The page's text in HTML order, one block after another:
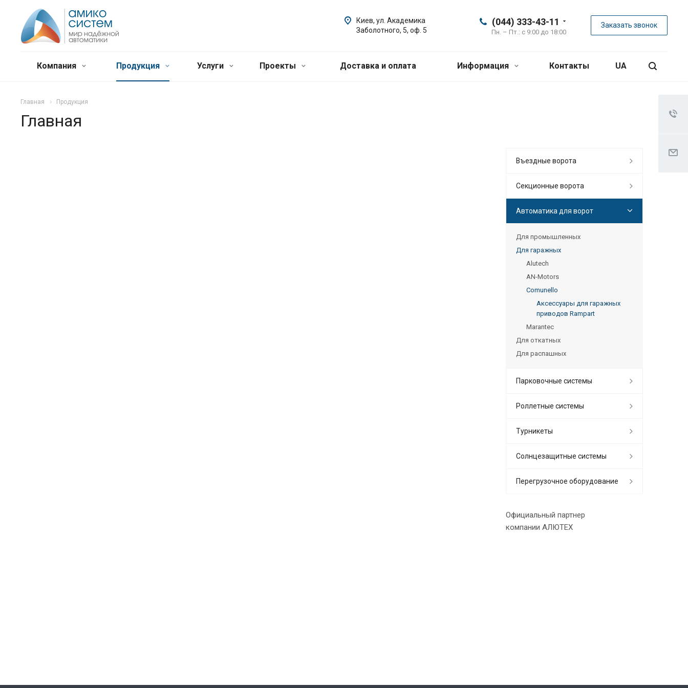
(044) 333-43-11
Пн. – Пт.: с 9:00 до 18:00
Заказать звонок
Киев, ул. Академика
Заболотного, 5, оф. 5
Компания Продукция Услуги Проекты Доставка и оплата Информация Контакты UA
Главная Продукция
Главная
Въездные ворота
Секционные ворота
Автоматика для ворот
Для промышленных
Для гаражных
Alutech
AN-Motors
Comunello
Аксессуары для гаражных
приводов Rampart
Marantec
Для откатных
Для распашных
Парковочные системы
Роллетные системы
Турникеты
Солнцезащитные системы
Перегрузочное оборудование
Официальный партнер
компании АЛЮТЕХ